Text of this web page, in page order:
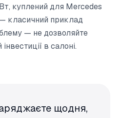
куплений для Mercedes
класичний приклад
— не дозволяйте
в салоні.
щодня,